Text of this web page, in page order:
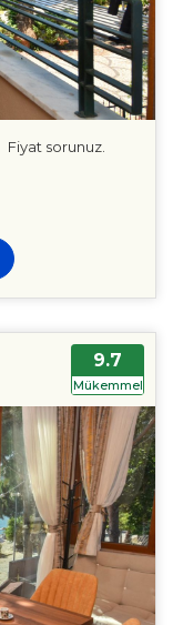
Fiyat sorunuz.
9.7
Mükemmel